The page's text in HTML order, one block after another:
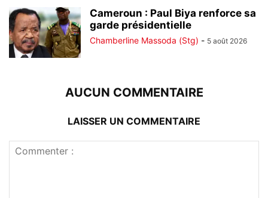
Cameroun : Paul Biya renforce sa
garde présidentielle
Chamberline Massoda (Stg) - 5 août 2026
AUCUN COMMENTAIRE
LAISSER UN COMMENTAIRE